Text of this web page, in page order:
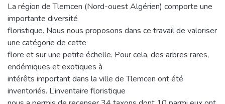
La région de Tlemcen (Nord-ouest Algérien) comporte une
importante diversité
floristique. Nous nous proposons dans ce travail de valoriser
une catégorie de cette
flore et sur une petite échelle. Pour cela, des arbres rares,
endémiques et exotiques à
intérêts important dans la ville de Tlemcen ont été
inventoriés. L’inventaire floristique